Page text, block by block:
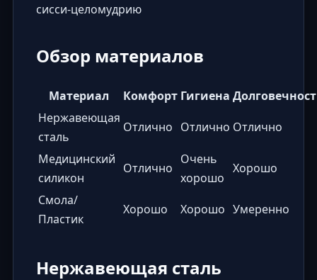
сисси-целомудрию
Обзор материалов
Материал Комфорт Гигиена
Нержавеющая
сталь
Отлично Отлично Отлично
Медицинский
силикон
Отлично
Очень
хорошо
Хорошо
Смола/
Пластик
Хорошо Хорошо Умеренно
Нержавеющая сталь